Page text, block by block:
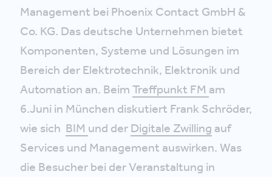
Management bei Phoenix Contact GmbH &
Co. KG. Das deutsche Unternehmen bietet
Komponenten, Systeme und Lösungen im
Bereich der Elektrotechnik, Elektronik und
Automation an. Beim Treffpunkt FM am
6.Juni in München diskutiert Frank Schröder,
wie sich BIM und der Digitale Zwilling auf
Services und Management auswirken. Was
die Besucher bei der Veranstaltung in